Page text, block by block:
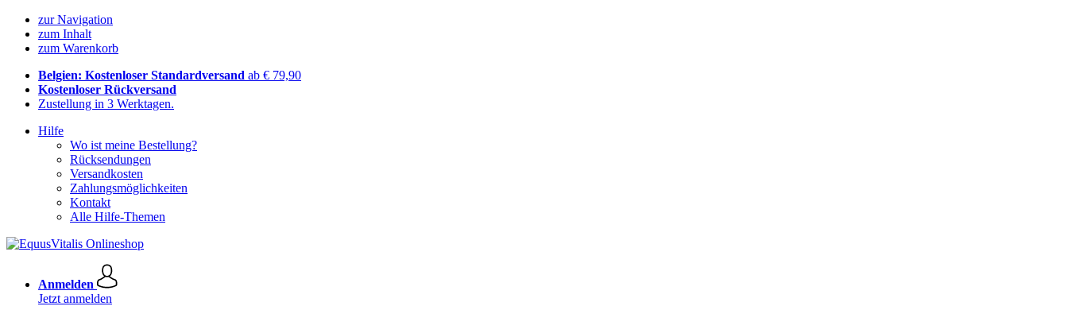
zur Navigation
zum Inhalt
zum Warenkorb
Belgien: Kostenloser Standardversand ab € 79,90
Kostenloser Rückversand
Zustellung in 3 Werktagen.
Hilfe
Wo ist meine Bestellung?
Rücksendungen
Versandkosten
Zahlungsmöglichkeiten
Kontakt
Alle Hilfe-Themen
Anmelden
Jetzt anmelden